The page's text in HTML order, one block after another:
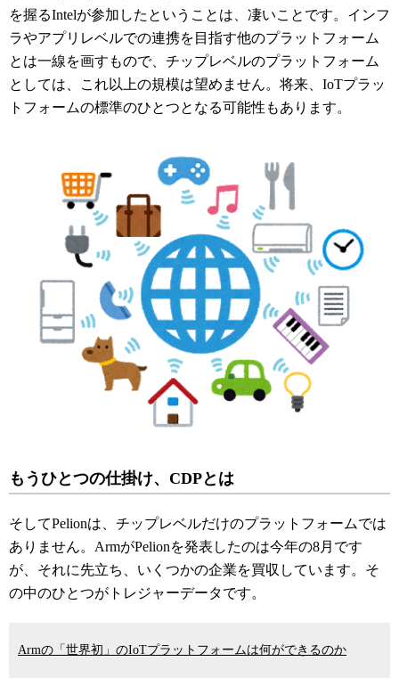
を握るIntelが参加したということは、凄いことです。インフ
ラやアプリレベルでの連携を目指す他のプラットフォーム
とは一線を画すもので、チップレベルのプラットフォーム
としては、これ以上の規模は望めません。将来、IoTプラッ
トフォームの標準のひとつとなる可能性もあります。
もうひとつの仕掛け、CDPとは
そしてPelionは、チップレベルだけのプラットフォームでは
ありません。ArmがPelionを発表したのは今年の8月です
が、それに先立ち、いくつかの企業を買収しています。そ
の中のひとつがトレジャーデータです。
Armの「世界初」のIoTプラットフォームは何ができるのか